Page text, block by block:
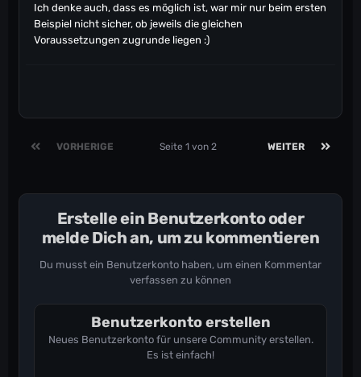
Ich denke auch, dass es möglich ist, war mir nur beim ersten
Beispiel nicht sicher, ob jeweils die gleichen
Voraussetzungen zugrunde liegen :)
VORHERIGE WEITER
Seite 1 von 2
Erstelle ein Benutzerkonto oder
melde Dich an, um zu kommentieren
Du musst ein Benutzerkonto haben, um einen Kommentar
verfassen zu können
Benutzerkonto erstellen
Neues Benutzerkonto für unsere Community erstellen.
Es ist einfach!